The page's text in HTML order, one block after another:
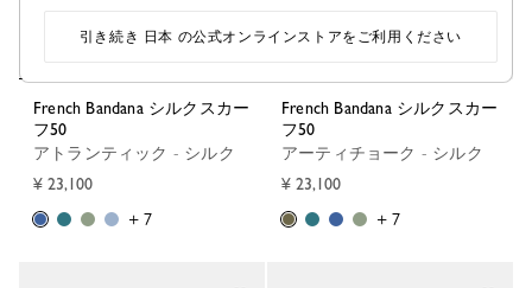
French Bandana シルクスカー
フ50
アトランティック - シルク
¥ 23,100
+ 7
French Bandana シルクスカー
フ50
アーティチョーク - シルク
¥ 23,100
+ 7
引き続き 日本 の公式オンラインストアをご利用ください